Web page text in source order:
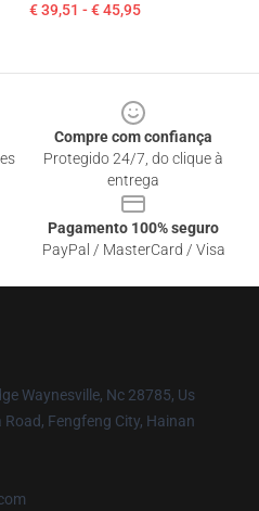
€ 39,51 - € 45,95
Compre com confiança
Protegido 24/7, do clique à
entrega
Pagamento 100% seguro
PayPal / MasterCard / Visa
Waynesville, Nc 28785, Us
Road, Fengfeng City, Hainan